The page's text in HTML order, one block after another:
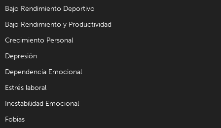
Bajo Rendimiento Deportivo
Bajo Rendimiento y Productividad
Crecimiento Personal
Depresión
Dependencia Emocional
Estrés laboral
Inestabilidad Emocional
Fobias